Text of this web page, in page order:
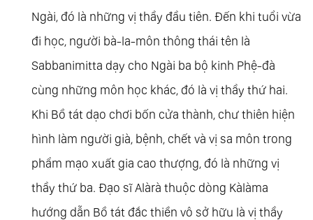
141.Mi Tiên Vấn Ðáp: Câu 134. Quả Của Thiện
Và Ác Nghiệp Rất Lạ Lùng
Này Cái Gì Không Sanh?
181.Mi Tiên Vấn Ðáp: Câu 176. Có Ai Thấy Phật
Không?
201.Mi Tiên Vấn Ðáp: Câu 195. Về Người Cầm
Lái Thuyền
221.Mi Tiên Vấn Ðáp: Sau Cuộc Vấn Đáp
222.Mi Tiên Vấn Ðáp Pdf
Ngài, đó là những vị thầy đầu tiên. Đến khi tuổi vừa
đi học, người bà-la-môn thông thái tên là
Sabbanimitta dạy cho Ngài ba bộ kinh Phệ-đà
cùng những môn học khác, đó là vị thầy thứ hai.
Khi Bồ tát dạo chơi bốn cửa thành, chư thiên hiện
hình làm người già, bệnh, chết và vị sa môn trong
phẩm mạo xuất gia cao thượng, đó là những vị
thầy thứ ba. Đạo sĩ Alàrà thuộc dòng Kàlàma
hướng dẫn Bồ tát đắc thiền vô sở hữu là vị thầy